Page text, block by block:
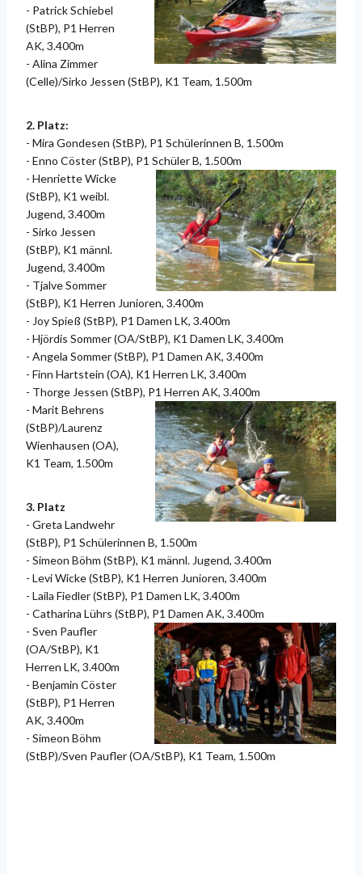
- Patrick Schiebel
(StBP), P1 Herren
AK, 3.400m
- Alina Zimmer
(Celle)/Sirko Jessen (StBP), K1 Team, 1.500m
2. Platz:
- Mira Gondesen (StBP), P1 Schülerinnen B, 1.500m
- Enno Cöster (StBP), P1 Schüler B, 1.500m
- Henriette Wicke
(StBP), K1 weibl.
Jugend, 3.400m
- Sirko Jessen
(StBP), K1 männl.
Jugend, 3.400m
- Tjalve Sommer
(StBP), K1 Herren Junioren, 3.400m
- Joy Spieß (StBP), P1 Damen LK, 3.400m
- Hjördis Sommer (OA/StBP), K1 Damen LK, 3.400m
- Angela Sommer (StBP), P1 Damen AK, 3.400m
- Finn Hartstein (OA), K1 Herren LK, 3.400m
- Thorge Jessen (StBP), P1 Herren AK, 3.400m
- Marit Behrens
(StBP)/Laurenz
Wienhausen (OA),
K1 Team, 1.500m
3. Platz
- Greta Landwehr
(StBP), P1 Schülerinnen B, 1.500m
- Simeon Böhm (StBP), K1 männl. Jugend, 3.400m
- Levi Wicke (StBP), K1 Herren Junioren, 3.400m
- Laila Fiedler (StBP), P1 Damen LK, 3.400m
- Catharina Lührs (StBP), P1 Damen AK, 3.400m
- Sven Paufler
(OA/StBP), K1
Herren LK, 3.400m
- Benjamin Cöster
(StBP), P1 Herren
AK, 3.400m
- Simeon Böhm
(StBP)/Sven Paufler (OA/StBP), K1 Team, 1.500m